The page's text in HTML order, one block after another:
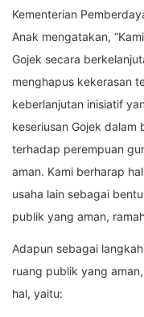
Kementerian
Anak mengatakan,
Gojek secara
menghapus kekerasan
keberlanjutan inisiatif
keseriusan Gojek dalam
terhadap perempuan
aman. Kami berharap
usaha lain sebagai
publik yang aman,
Adapun sebagai
ruang publik yang
hal, yaitu: